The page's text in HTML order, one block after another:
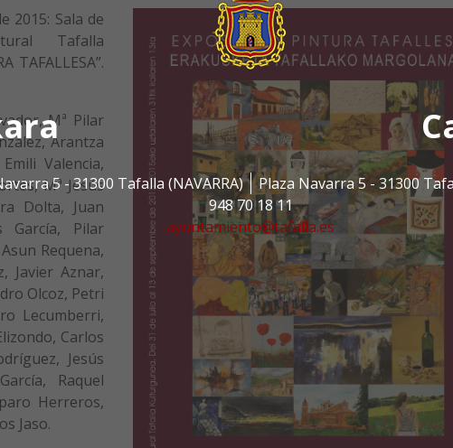
5 - 31300 Tafalla (NAVARRA)
Plaza Navarra 5 - 31300
948 70 18 11
ayuntamiento@tafalla.es
2015: Sala de
Tafalla
TAFALLESA”.
Mª Pilar
Arantza
Valencia,
Mª Jesús
Dolta, Juan
García, Pilar
Requena,
Javier Aznar,
Olcoz, Petri
Lecumberri,
Carlos
Jesús
Raquel
Herreros,
Jaso.